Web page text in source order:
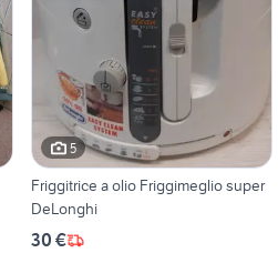
5
Friggitrice a olio Friggimeglio super
DeLonghi
30 €